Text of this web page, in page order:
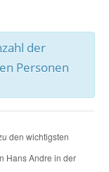
der
Personen
den wichtigsten
Hans Andre in der